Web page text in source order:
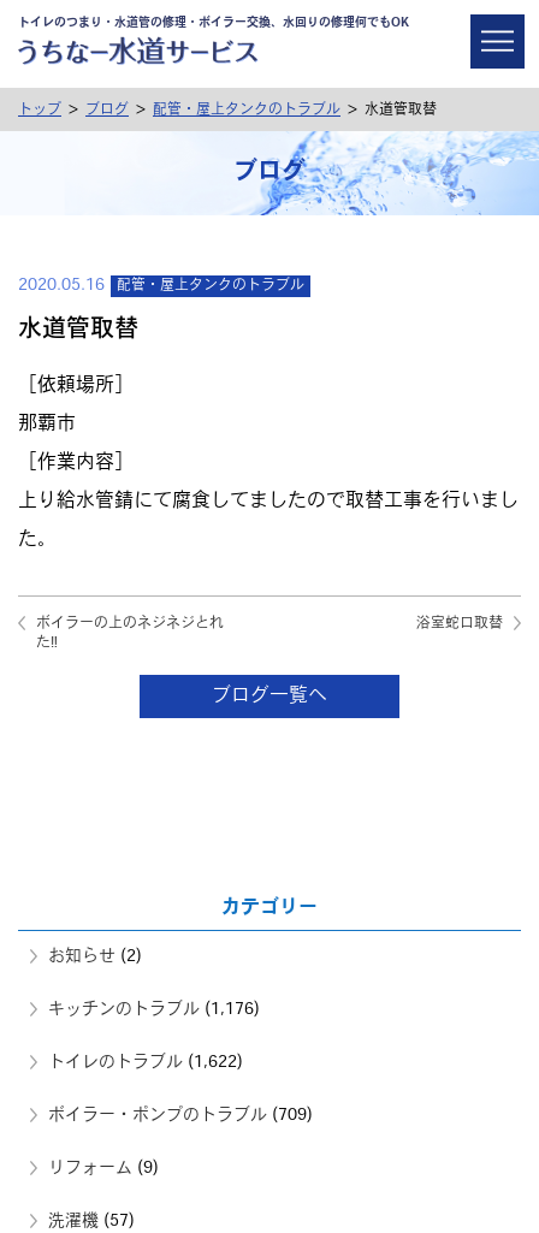
トイレのつまり・水道管の修理・ボイラー交換、水回りの修理何でもOK
トップ > ブログ > 配管・屋上タンクのトラブル > 水道管取替
ブログ
2020.05.16 配管・屋上タンクのトラブル
水道管取替
［依頼場所］
那覇市
［作業内容］
上り給水管錆にて腐食してましたので取替工事を行いまし
た。
ボイラーの上のネジネジとれ
た‼️
浴室蛇口取替
ブログ一覧へ
カテゴリー
お知らせ (2)
キッチンのトラブル (1,176)
トイレのトラブル (1,622)
ボイラー・ポンプのトラブル (709)
リフォーム (9)
洗濯機 (57)